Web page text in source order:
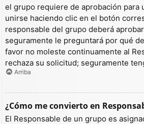
el grupo requiere de aprobación para
unirse haciendo clic en el botón
responsable del grupo deberá
seguramente le preguntará por qué
favor no moleste continuamente al
rechaza su solicitud; seguramente
Arriba
¿Cómo me convierto en
El Responsable de un grupo es